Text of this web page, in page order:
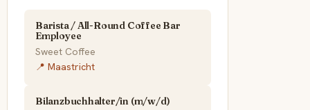
Barista / All-Round Coffee Bar
Employee
Sweet Coffee
📍 Maastricht
Bilanzbuchhalter/in (m/w/d)